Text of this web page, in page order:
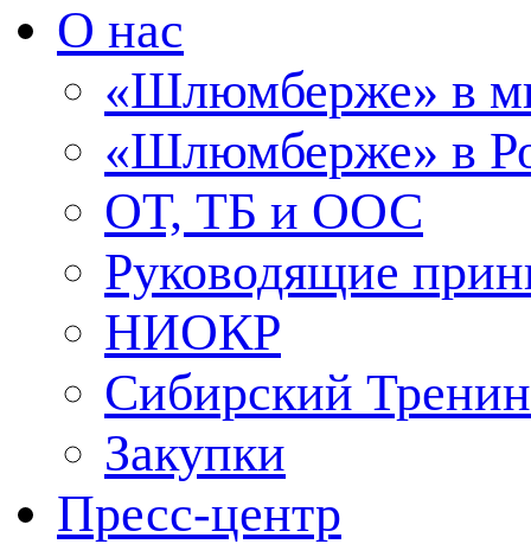
О нас
«Шлюмберже» в
«Шлюмберже» в
ОТ, ТБ и ООС
Руководящие
НИОКР
Сибирский
Закупки
Пресс-центр